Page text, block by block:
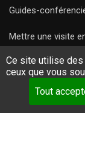
Ce site utilise
ceux que vous
Tout
Guides-
Mettre une visite